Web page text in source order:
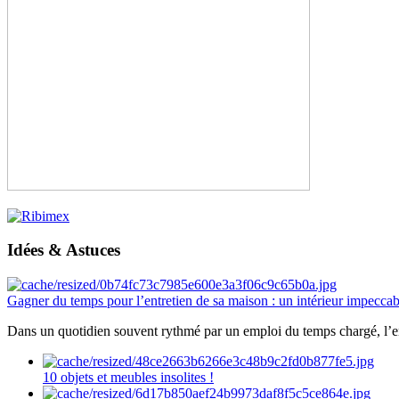
Idées & Astuces
Gagner du temps pour l’entretien de sa maison : un intérieur
Dans un quotidien souvent rythmé par un emploi du temps chargé,
10 objets et meubles insolites !